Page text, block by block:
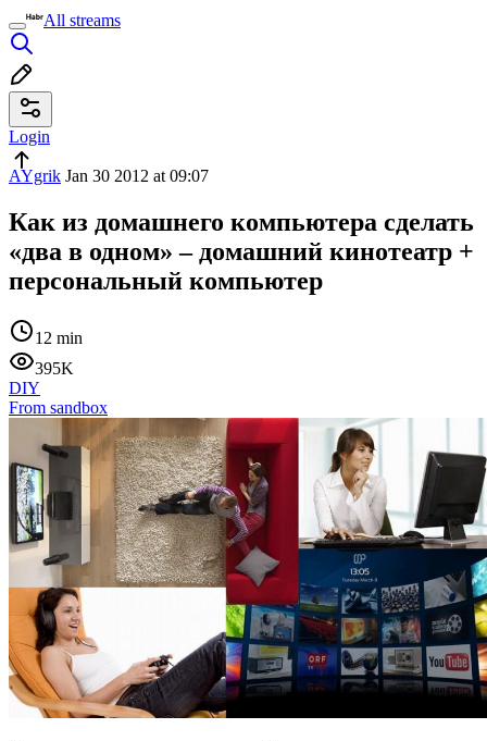
All streams
Login
AYgrik Jan 30 2012 at 09:07
Как из домашнего компьютера сделать
«два в одном» – домашний кинотеатр +
персональный компьютер
12 min
395K
DIY
From sandbox